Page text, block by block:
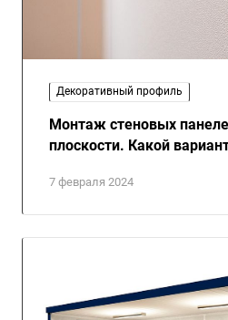
Декоративный профиль
7 февраля 2024
Монтаж стеновых
плоскости. Какой